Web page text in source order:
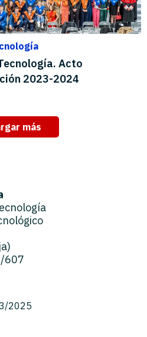
Acto
2023-2024
más
607
2025